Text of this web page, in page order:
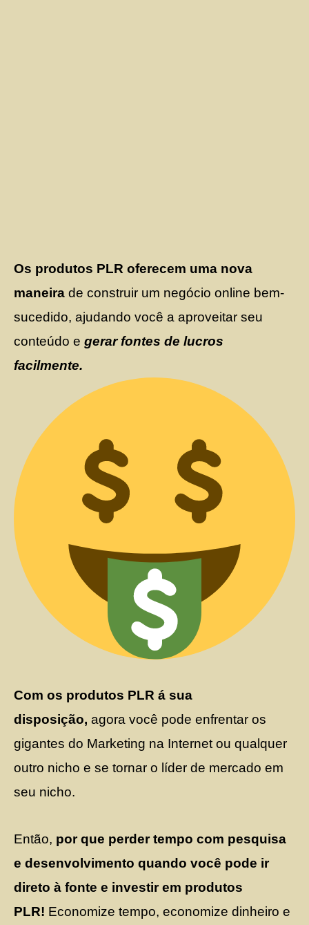
Os produtos PLR oferecem uma nova
maneira de construir um negócio online bem-
sucedido, ajudando você a aproveitar seu
conteúdo e gerar fontes de lucros
facilmente.
Com os produtos PLR á sua
disposição, agora você pode enfrentar os
gigantes do Marketing na Internet ou qualquer
outro nicho e se tornar o líder de mercado em
seu nicho.
Então, por que perder tempo com pesquisa
e desenvolvimento quando você pode ir
direto à fonte e investir em produtos
PLR! Economize tempo, economize dinheiro e